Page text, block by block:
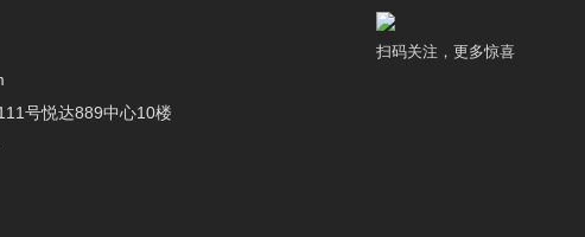
扫码关注，更多惊喜
号悦达889中心10楼